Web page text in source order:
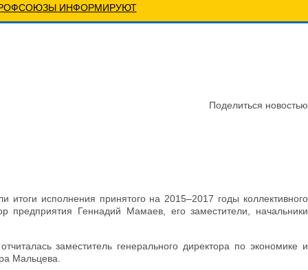
ИНФОРМИРУЮТ
Поделиться новостью
исполнения принятого на 2015–2017 годы коллективного
предприятия Геннадий Мамаев, его заместители, начальники
заместитель генерального директора по экономике и
Мальцева.